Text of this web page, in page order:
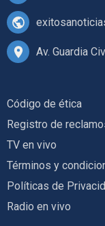
Av. Guardia
Código de ética
Registro de
TV en vivo
Términos y
Políticas de
Radio en vivo